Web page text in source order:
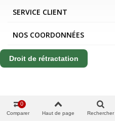
SERVICE CLIENT
NOS COORDONNÉES
Droit de rétractation
Comparer
0
Haut de page Rechercher